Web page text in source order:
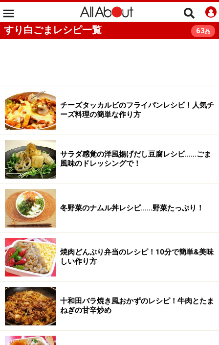
すり白ごまレシピ一覧 63品
チーズタッカルビのフライパンレシピ！人気チ
ーズ料理の簡単な作り方
サラダ感覚の洋風揚げだし豆腐レシピ……ごま
風味のドレッシングで！
冬野菜のナムル丼レシピ……野菜たっぷり！
焼肉どんぶり弁当のレシピ！10分で簡単&美味
しい作り方
十和田バラ焼き風おかずのレシピ！牛肉とたま
ねぎの甘辛炒め